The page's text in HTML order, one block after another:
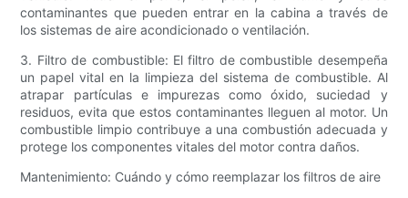
contaminantes que pueden entrar en la cabina a través de
los sistemas de aire acondicionado o ventilación.
3. Filtro de combustible: El filtro de combustible desempeña
un papel vital en la limpieza del sistema de combustible. Al
atrapar partículas e impurezas como óxido, suciedad y
residuos, evita que estos contaminantes lleguen al motor. Un
combustible limpio contribuye a una combustión adecuada y
protege los componentes vitales del motor contra daños.
Mantenimiento: Cuándo y cómo reemplazar los filtros de aire